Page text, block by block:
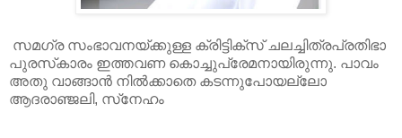
സമഗ്ര സംഭാവനയ്ക്കുള്ള ക്രിട്ടിക്‌സ് ചലച്ചിത്രപ്രതിഭാ
പുരസ്‌കാരം ഇത്തവണ കൊച്ചുപ്രേമനായിരുന്നു. പാവം
അതു വാങ്ങാന്‍ നില്‍ക്കാതെ കടന്നുപോയല്ലോ
ആദരാഞ്ജലി, സ്‌നേഹം